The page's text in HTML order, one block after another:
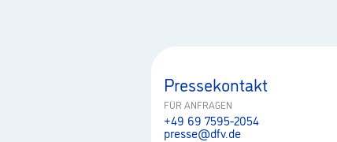
Pressekontakt
FÜR ANFRAGEN
+49 69 7595-2054
presse@dfv.de